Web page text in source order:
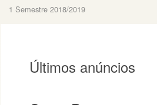
1 Semestre 2018/2019
Últimos anúncios